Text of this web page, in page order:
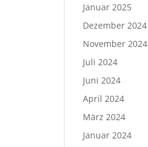
Januar 2025
Dezember 2024
November 2024
Juli 2024
Juni 2024
April 2024
März 2024
Januar 2024